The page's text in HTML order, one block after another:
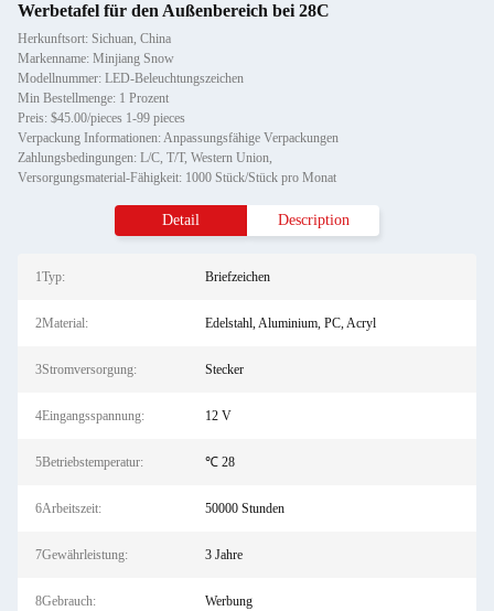
Werbetafel für den Außenbereich bei 28C
Herkunftsort: Sichuan, China
Markenname: Minjiang Snow
Modellnummer: LED-Beleuchtungszeichen
Min Bestellmenge: 1 Prozent
Preis: $45.00/pieces 1-99 pieces
Verpackung Informationen: Anpassungsfähige Verpackungen
Zahlungsbedingungen: L/C, T/T, Western Union,
Versorgungsmaterial-Fähigkeit: 1000 Stück/Stück pro Monat
Detail Description
1Typ: Briefzeichen
2Material: Edelstahl, Aluminium, PC, Acryl
3Stromversorgung: Stecker
4Eingangsspannung: 12 V
5Betriebstemperatur: ℃ 28
6Arbeitszeit: 50000 Stunden
7Gewährleistung: 3 Jahre
8Gebrauch: Werbung